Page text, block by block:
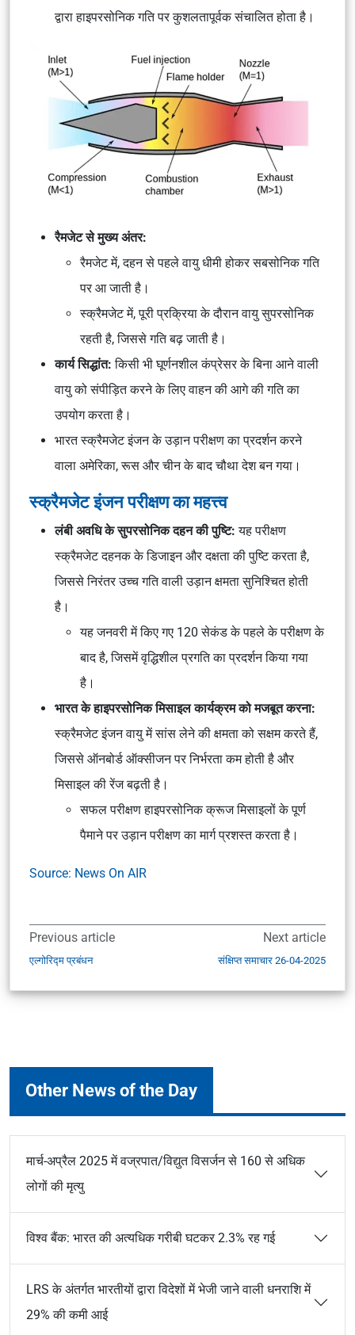
द्वारा हाइपरसोनिक गति पर कुशलतापूर्वक संचालित होता है।
रैमजेट से मुख्य अंतर:
रैमजेट में, दहन से पहले वायु धीमी होकर सबसोनिक गति
पर आ जाती है।
स्क्रैमजेट में, पूरी प्रक्रिया के दौरान वायु सुपरसोनिक
रहती है, जिससे गति बढ़ जाती है।
कार्य सिद्धांत:किसी भी घूर्णनशील कंप्रेसर के बिना आने वाली
वायु को संपीड़ित करने के लिए वाहन की आगे की गति का
उपयोग करता है।
भारत स्क्रैमजेट इंजन के उड़ान परीक्षण का प्रदर्शन करने
वाला अमेरिका, रूस और चीन के बाद चौथा देश बन गया।
स्क्रैमजेट इंजन परीक्षण का महत्त्व
लंबी अवधि के सुपरसोनिक दहन की पुष्टि:यह परीक्षण
स्क्रैमजेट दहनक के डिजाइन और दक्षता की पुष्टि करता है,
जिससे निरंतर उच्च गति वाली उड़ान क्षमता सुनिश्चित होती
है।
यह जनवरी में किए गए 120 सेकंड के पहले के परीक्षण के
बाद है, जिसमें वृद्धिशील प्रगति का प्रदर्शन किया गया
है।
भारत के हाइपरसोनिक मिसाइल कार्यक्रम को मजबूत करना:
स्क्रैमजेट इंजन वायु में सांस लेने की क्षमता को सक्षम करते हैं,
जिससे ऑनबोर्ड ऑक्सीजन पर निर्भरता कम होती है और
मिसाइल की रेंज बढ़ती है।
सफल परीक्षण हाइपरसोनिक क्रूज मिसाइलों के पूर्ण
पैमाने पर उड़ान परीक्षण का मार्ग प्रशस्त करता है।
Source: News On AIR
Previous article
एल्गोरिद्म प्रबंधन
Next article
संक्षिप्त समाचार 26-04-2025
Other News of the Day
मार्च-अप्रैल 2025 में वज्रपात/विद्युत विसर्जन से 160 से अधिक
लोगों की मृत्यु
विश्व बैंक: भारत की अत्यधिक गरीबी घटकर 2.3% रह गई
LRS के अंतर्गत भारतीयों द्वारा विदेशों में भेजी जाने वाली धनराशि में
29% की कमी आई